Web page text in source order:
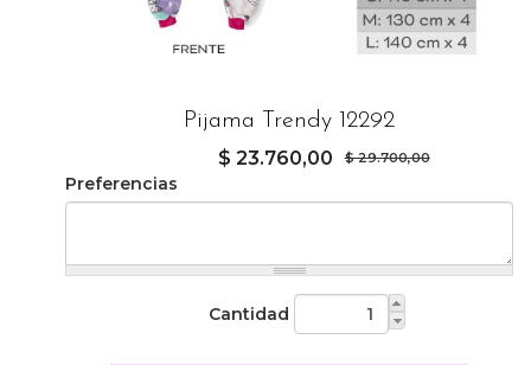
Pijama Trendy 12292
$ 29.700,00
$ 23.760,00
Preferencias
Cantidad